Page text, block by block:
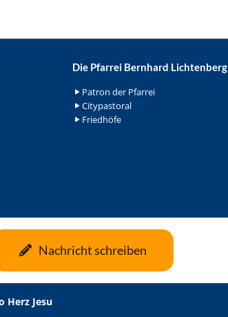
Die Pfarrei Bernhard Lichtenberg
Patron der Pfarrei
Citypastoral
Friedhöfe
Nachricht schreiben
Herz Jesu